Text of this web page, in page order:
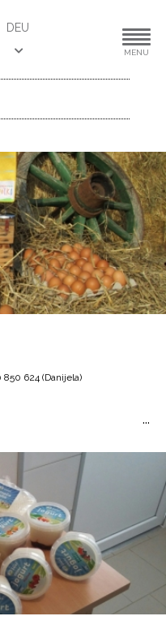
DEU
MENU
850 624 (Danijela)